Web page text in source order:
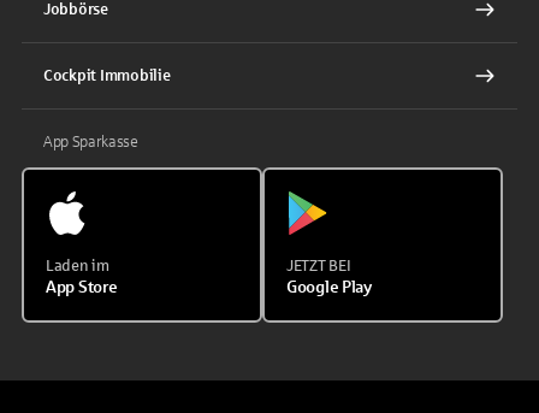
Jobbörse
Cockpit Immobilie
App Sparkasse
Laden im
App Store
JETZT BEI
Google Play